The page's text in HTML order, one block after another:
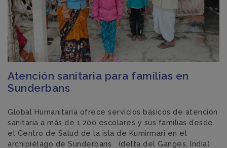
Atención sanitaria para familias en
Sunderbans
Global Humanitaria ofrece servicios básicos de atención
sanitaria a más de 1.200 escolares y sus familias desde
el Centro de Salud de la isla de Kumirmari en el
archipiélago de Sunderbans (delta del Ganges, India)